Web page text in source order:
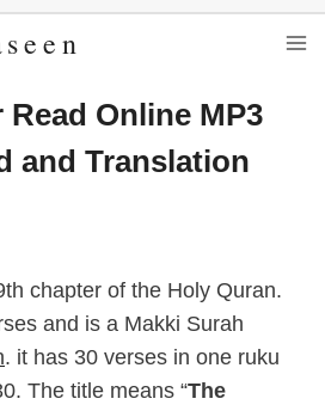
Read Online MP3
and Translation
chapter of the Holy Quran.
and is a Makki Surah
. it has 30 verses in one ruku
The title means “The